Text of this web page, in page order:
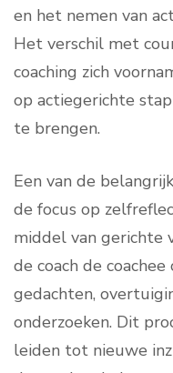
en het nemen van
Het verschil met
coaching zich
op actiegerichte
te brengen.
Een van de
de focus op
middel van gerichte
de coach de
gedachten,
onderzoeken. Dit
leiden tot nieuwe